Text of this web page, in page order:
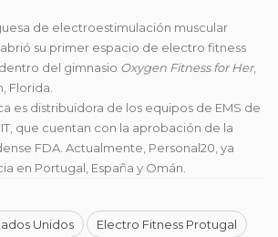
de electroestimulación muscular
abrió su primer espacio de electro fitness
del gimnasio Oxygen Fitness for Her,
Florida.
es distribuidora de los equipos de EMS de
que cuentan con la aprobación de la
FDA. Actualmente, Personal20, ya
en Portugal, España y Omán.
Unidos Electro Fitness Protugal